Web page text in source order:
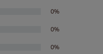
0%
0%
0%